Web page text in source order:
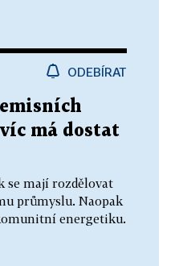
ODEBÍRAT
má dostat
se mají rozdělovat
průmyslu. Naopak
energetiku.